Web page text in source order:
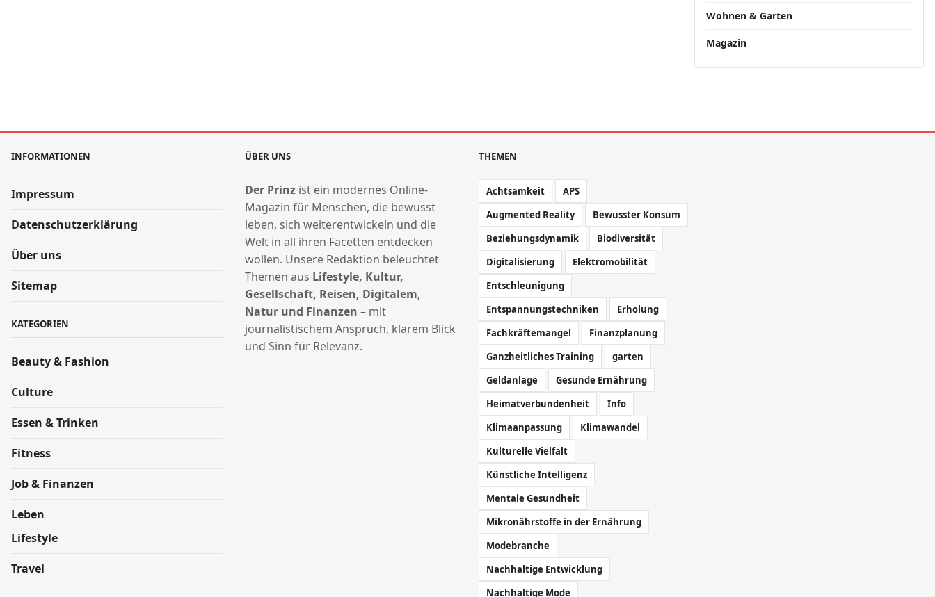
Wohnen & Garten
Magazin
INFORMATIONEN
Impressum
Datenschutzerklärung
Über uns
Sitemap
KATEGORIEN
Beauty & Fashion
Culture
Essen & Trinken
Fitness
Job & Finanzen
Leben
Lifestyle
Travel
ÜBER UNS
Der Prinz ist ein modernes Online-
Magazin für Menschen, die bewusst
leben, sich weiterentwickeln und die
Welt in all ihren Facetten entdecken
wollen. Unsere Redaktion beleuchtet
Themen aus Lifestyle, Kultur,
Gesellschaft, Reisen, Digitalem,
Natur und Finanzen – mit
journalistischem Anspruch, klarem Blick
und Sinn für Relevanz.
THEMEN
Achtsamkeit
APS
Augmented Reality
Bewusster Konsum
Beziehungsdynamik
Biodiversität
Digitalisierung
Elektromobilität
Entschleunigung
Entspannungstechniken
Erholung
Fachkräftemangel
Finanzplanung
Ganzheitliches Training
garten
Geldanlage
Gesunde Ernährung
Heimatverbundenheit
Info
Klimaanpassung
Klimawandel
Kulturelle Vielfalt
Künstliche Intelligenz
Mentale Gesundheit
Mikronährstoffe in der Ernährung
Modebranche
Nachhaltige Entwicklung
Nachhaltige Mode